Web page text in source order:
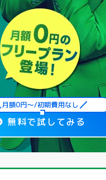
月額0円〜/初期費用なし
無料で試してみる